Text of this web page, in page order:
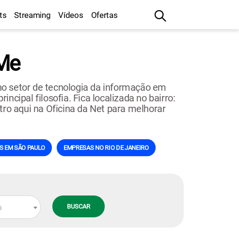
Streaming Vídeos Ofertas
setor de tecnologia da informação em
filosofia. Fica localizada no bairro:
aqui na Oficina da Net para melhorar
EM SÃO PAULO EMPRESAS NO RIO DE JANEIRO
BUSCAR